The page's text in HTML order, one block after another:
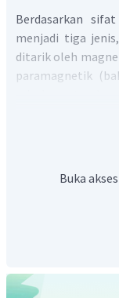
Berdasarkan
menjadi tiga
ditarik oleh
paramagnetik
Di antara baja
oleh magnet.
Jadi dapat
terdiri atas 4 baja
Buka